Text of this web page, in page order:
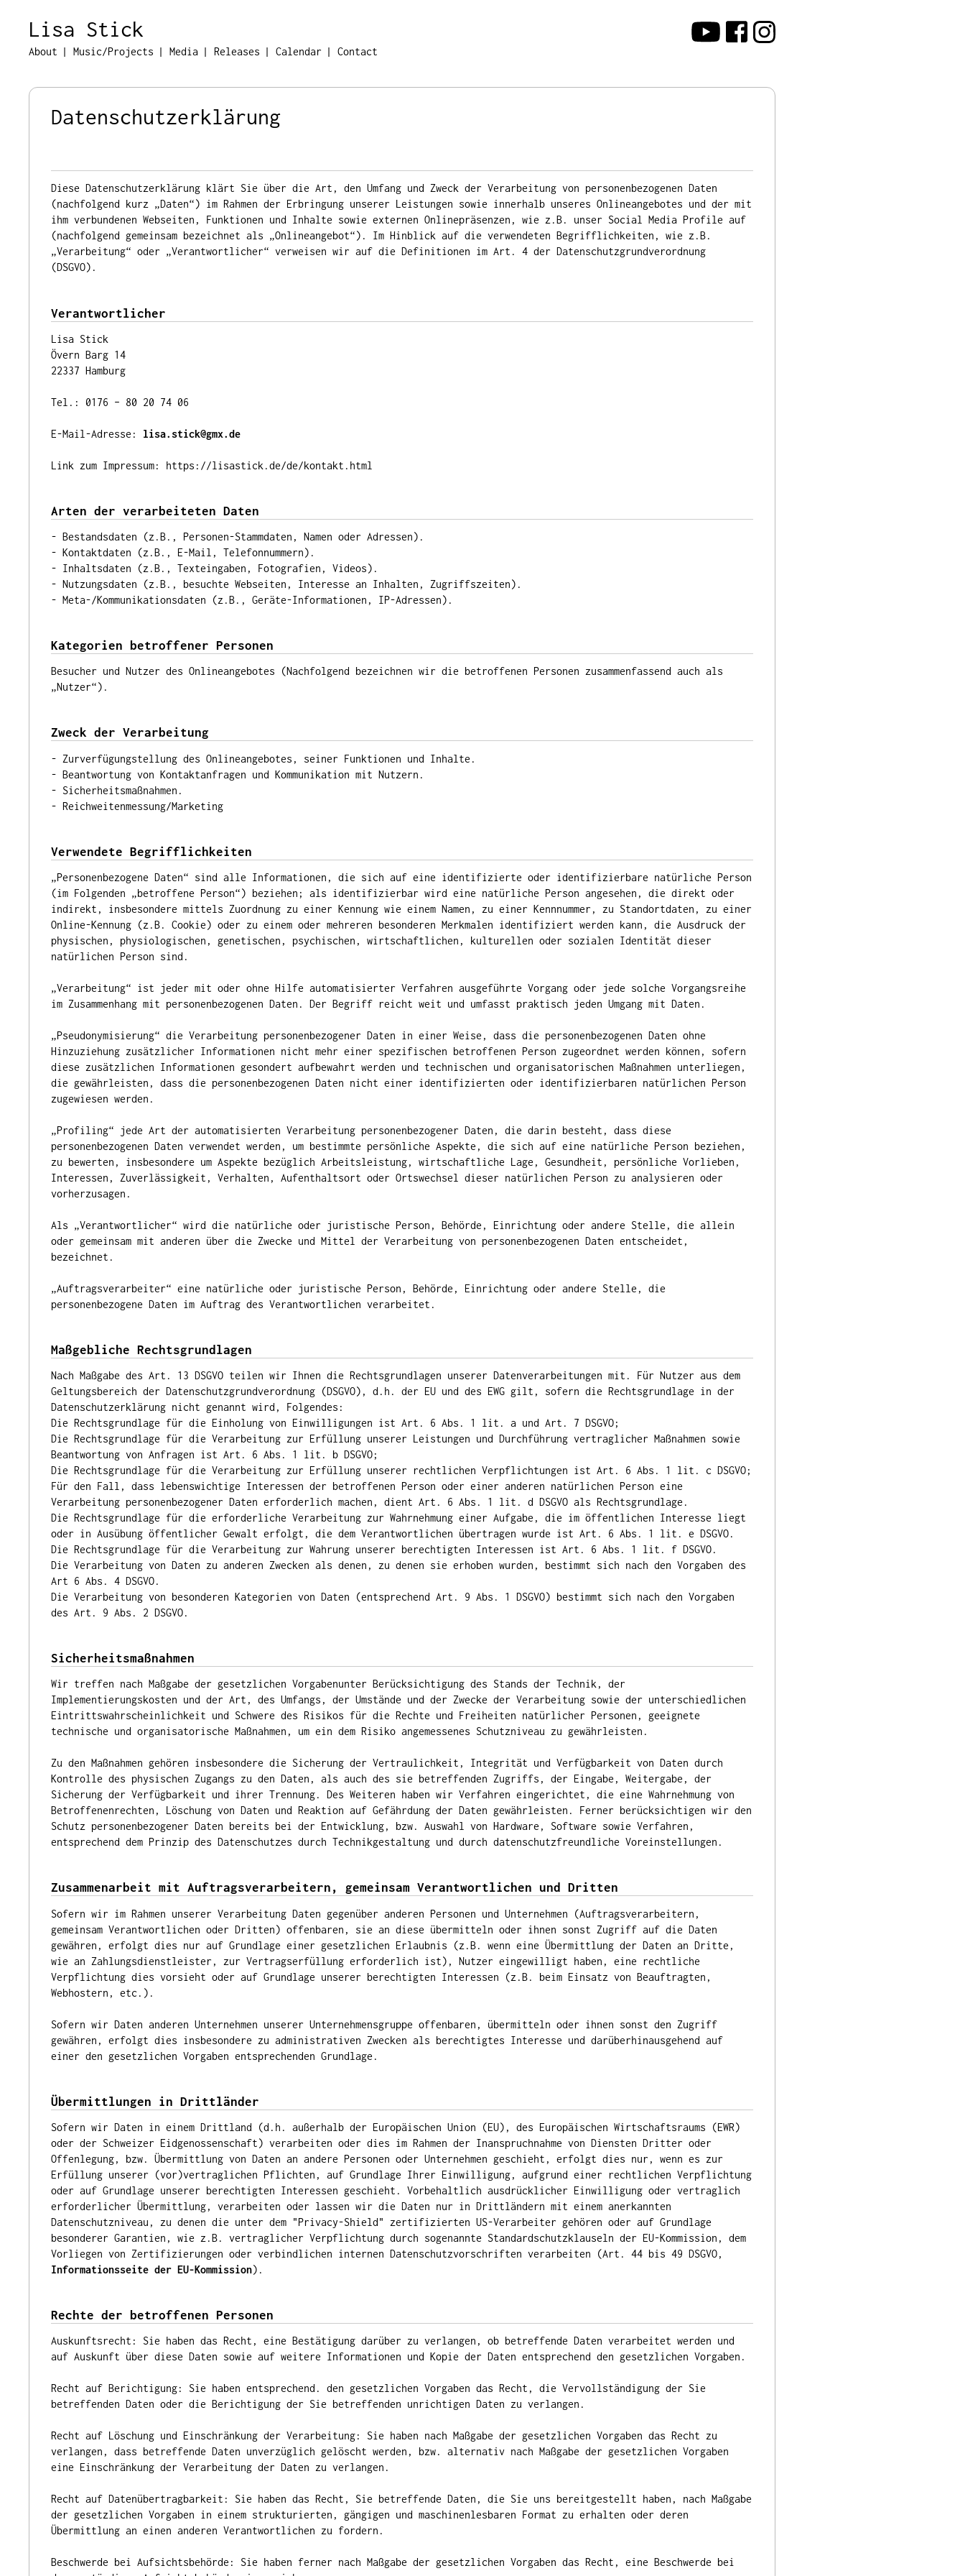
Lisa Stick
About Music/Projects Media Releases Calendar Contact
Datenschutzerklärung
Diese Datenschutzerklärung klärt Sie über die Art, den Umfang und Zweck der Verarbeitung von personenbezogenen Daten
(nachfolgend kurz „Daten“) im Rahmen der Erbringung unserer Leistungen sowie innerhalb unseres Onlineangebotes und der mit
ihm verbundenen Webseiten, Funktionen und Inhalte sowie externen Onlinepräsenzen, wie z.B. unser Social Media Profile auf
(nachfolgend gemeinsam bezeichnet als „Onlineangebot“). Im Hinblick auf die verwendeten Begrifflichkeiten, wie z.B.
„Verarbeitung“ oder „Verantwortlicher“ verweisen wir auf die Definitionen im Art. 4 der Datenschutzgrundverordnung
(DSGVO).
Verantwortlicher
Lisa Stick
Övern Barg 14
22337 Hamburg
Tel.: 0176 – 80 20 74 06
E-Mail-Adresse: lisa.stick@gmx.de
Link zum Impressum: https://lisastick.de/de/kontakt.html
Arten der verarbeiteten Daten
- Bestandsdaten (z.B., Personen-Stammdaten, Namen oder Adressen).
- Kontaktdaten (z.B., E-Mail, Telefonnummern).
- Inhaltsdaten (z.B., Texteingaben, Fotografien, Videos).
- Nutzungsdaten (z.B., besuchte Webseiten, Interesse an Inhalten, Zugriffszeiten).
- Meta-/Kommunikationsdaten (z.B., Geräte-Informationen, IP-Adressen).
Kategorien betroffener Personen
Besucher und Nutzer des Onlineangebotes (Nachfolgend bezeichnen wir die betroffenen Personen zusammenfassend auch als
„Nutzer“).
Zweck der Verarbeitung
- Zurverfügungstellung des Onlineangebotes, seiner Funktionen und Inhalte.
- Beantwortung von Kontaktanfragen und Kommunikation mit Nutzern.
- Sicherheitsmaßnahmen.
- Reichweitenmessung/Marketing
Verwendete Begrifflichkeiten
„Personenbezogene Daten“ sind alle Informationen, die sich auf eine identifizierte oder identifizierbare natürliche Person
(im Folgenden „betroffene Person“) beziehen; als identifizierbar wird eine natürliche Person angesehen, die direkt oder
indirekt, insbesondere mittels Zuordnung zu einer Kennung wie einem Namen, zu einer Kennnummer, zu Standortdaten, zu einer
Online-Kennung (z.B. Cookie) oder zu einem oder mehreren besonderen Merkmalen identifiziert werden kann, die Ausdruck der
physischen, physiologischen, genetischen, psychischen, wirtschaftlichen, kulturellen oder sozialen Identität dieser
natürlichen Person sind.
„Verarbeitung“ ist jeder mit oder ohne Hilfe automatisierter Verfahren ausgeführte Vorgang oder jede solche Vorgangsreihe
im Zusammenhang mit personenbezogenen Daten. Der Begriff reicht weit und umfasst praktisch jeden Umgang mit Daten.
„Pseudonymisierung“ die Verarbeitung personenbezogener Daten in einer Weise, dass die personenbezogenen Daten ohne
Hinzuziehung zusätzlicher Informationen nicht mehr einer spezifischen betroffenen Person zugeordnet werden können, sofern
diese zusätzlichen Informationen gesondert aufbewahrt werden und technischen und organisatorischen Maßnahmen unterliegen,
die gewährleisten, dass die personenbezogenen Daten nicht einer identifizierten oder identifizierbaren natürlichen Person
zugewiesen werden.
„Profiling“ jede Art der automatisierten Verarbeitung personenbezogener Daten, die darin besteht, dass diese
personenbezogenen Daten verwendet werden, um bestimmte persönliche Aspekte, die sich auf eine natürliche Person beziehen,
zu bewerten, insbesondere um Aspekte bezüglich Arbeitsleistung, wirtschaftliche Lage, Gesundheit, persönliche Vorlieben,
Interessen, Zuverlässigkeit, Verhalten, Aufenthaltsort oder Ortswechsel dieser natürlichen Person zu analysieren oder
vorherzusagen.
Als „Verantwortlicher“ wird die natürliche oder juristische Person, Behörde, Einrichtung oder andere Stelle, die allein
oder gemeinsam mit anderen über die Zwecke und Mittel der Verarbeitung von personenbezogenen Daten entscheidet,
bezeichnet.
„Auftragsverarbeiter“ eine natürliche oder juristische Person, Behörde, Einrichtung oder andere Stelle, die
personenbezogene Daten im Auftrag des Verantwortlichen verarbeitet.
Maßgebliche Rechtsgrundlagen
Nach Maßgabe des Art. 13 DSGVO teilen wir Ihnen die Rechtsgrundlagen unserer Datenverarbeitungen mit. Für Nutzer aus dem
Geltungsbereich der Datenschutzgrundverordnung (DSGVO), d.h. der EU und des EWG gilt, sofern die Rechtsgrundlage in der
Datenschutzerklärung nicht genannt wird, Folgendes:
Die Rechtsgrundlage für die Einholung von Einwilligungen ist Art. 6 Abs. 1 lit. a und Art. 7 DSGVO;
Die Rechtsgrundlage für die Verarbeitung zur Erfüllung unserer Leistungen und Durchführung vertraglicher Maßnahmen sowie
Beantwortung von Anfragen ist Art. 6 Abs. 1 lit. b DSGVO;
Die Rechtsgrundlage für die Verarbeitung zur Erfüllung unserer rechtlichen Verpflichtungen ist Art. 6 Abs. 1 lit. c DSGVO;
Für den Fall, dass lebenswichtige Interessen der betroffenen Person oder einer anderen natürlichen Person eine
Verarbeitung personenbezogener Daten erforderlich machen, dient Art. 6 Abs. 1 lit. d DSGVO als Rechtsgrundlage.
Die Rechtsgrundlage für die erforderliche Verarbeitung zur Wahrnehmung einer Aufgabe, die im öffentlichen Interesse liegt
oder in Ausübung öffentlicher Gewalt erfolgt, die dem Verantwortlichen übertragen wurde ist Art. 6 Abs. 1 lit. e DSGVO.
Die Rechtsgrundlage für die Verarbeitung zur Wahrung unserer berechtigten Interessen ist Art. 6 Abs. 1 lit. f DSGVO.
Die Verarbeitung von Daten zu anderen Zwecken als denen, zu denen sie erhoben wurden, bestimmt sich nach den Vorgaben des
Art 6 Abs. 4 DSGVO.
Die Verarbeitung von besonderen Kategorien von Daten (entsprechend Art. 9 Abs. 1 DSGVO) bestimmt sich nach den Vorgaben
des Art. 9 Abs. 2 DSGVO.
Sicherheitsmaßnahmen
Wir treffen nach Maßgabe der gesetzlichen Vorgabenunter Berücksichtigung des Stands der Technik, der
Implementierungskosten und der Art, des Umfangs, der Umstände und der Zwecke der Verarbeitung sowie der unterschiedlichen
Eintrittswahrscheinlichkeit und Schwere des Risikos für die Rechte und Freiheiten natürlicher Personen, geeignete
technische und organisatorische Maßnahmen, um ein dem Risiko angemessenes Schutzniveau zu gewährleisten.
Zu den Maßnahmen gehören insbesondere die Sicherung der Vertraulichkeit, Integrität und Verfügbarkeit von Daten durch
Kontrolle des physischen Zugangs zu den Daten, als auch des sie betreffenden Zugriffs, der Eingabe, Weitergabe, der
Sicherung der Verfügbarkeit und ihrer Trennung. Des Weiteren haben wir Verfahren eingerichtet, die eine Wahrnehmung von
Betroffenenrechten, Löschung von Daten und Reaktion auf Gefährdung der Daten gewährleisten. Ferner berücksichtigen wir den
Schutz personenbezogener Daten bereits bei der Entwicklung, bzw. Auswahl von Hardware, Software sowie Verfahren,
entsprechend dem Prinzip des Datenschutzes durch Technikgestaltung und durch datenschutzfreundliche Voreinstellungen.
Zusammenarbeit mit Auftragsverarbeitern, gemeinsam Verantwortlichen und Dritten
Sofern wir im Rahmen unserer Verarbeitung Daten gegenüber anderen Personen und Unternehmen (Auftragsverarbeitern,
gemeinsam Verantwortlichen oder Dritten) offenbaren, sie an diese übermitteln oder ihnen sonst Zugriff auf die Daten
gewähren, erfolgt dies nur auf Grundlage einer gesetzlichen Erlaubnis (z.B. wenn eine Übermittlung der Daten an Dritte,
wie an Zahlungsdienstleister, zur Vertragserfüllung erforderlich ist), Nutzer eingewilligt haben, eine rechtliche
Verpflichtung dies vorsieht oder auf Grundlage unserer berechtigten Interessen (z.B. beim Einsatz von Beauftragten,
Webhostern, etc.).
Sofern wir Daten anderen Unternehmen unserer Unternehmensgruppe offenbaren, übermitteln oder ihnen sonst den Zugriff
gewähren, erfolgt dies insbesondere zu administrativen Zwecken als berechtigtes Interesse und darüberhinausgehend auf
einer den gesetzlichen Vorgaben entsprechenden Grundlage.
Übermittlungen in Drittländer
Sofern wir Daten in einem Drittland (d.h. außerhalb der Europäischen Union (EU), des Europäischen Wirtschaftsraums (EWR)
oder der Schweizer Eidgenossenschaft) verarbeiten oder dies im Rahmen der Inanspruchnahme von Diensten Dritter oder
Offenlegung, bzw. Übermittlung von Daten an andere Personen oder Unternehmen geschieht, erfolgt dies nur, wenn es zur
Erfüllung unserer (vor)vertraglichen Pflichten, auf Grundlage Ihrer Einwilligung, aufgrund einer rechtlichen Verpflichtung
oder auf Grundlage unserer berechtigten Interessen geschieht. Vorbehaltlich ausdrücklicher Einwilligung oder vertraglich
erforderlicher Übermittlung, verarbeiten oder lassen wir die Daten nur in Drittländern mit einem anerkannten
Datenschutzniveau, zu denen die unter dem "Privacy-Shield" zertifizierten US-Verarbeiter gehören oder auf Grundlage
besonderer Garantien, wie z.B. vertraglicher Verpflichtung durch sogenannte Standardschutzklauseln der EU-Kommission, dem
Vorliegen von Zertifizierungen oder verbindlichen internen Datenschutzvorschriften verarbeiten (Art. 44 bis 49 DSGVO,
Informationsseite der EU-Kommission).
Rechte der betroffenen Personen
Auskunftsrecht: Sie haben das Recht, eine Bestätigung darüber zu verlangen, ob betreffende Daten verarbeitet werden und
auf Auskunft über diese Daten sowie auf weitere Informationen und Kopie der Daten entsprechend den gesetzlichen Vorgaben.
Recht auf Berichtigung: Sie haben entsprechend. den gesetzlichen Vorgaben das Recht, die Vervollständigung der Sie
betreffenden Daten oder die Berichtigung der Sie betreffenden unrichtigen Daten zu verlangen.
Recht auf Löschung und Einschränkung der Verarbeitung: Sie haben nach Maßgabe der gesetzlichen Vorgaben das Recht zu
verlangen, dass betreffende Daten unverzüglich gelöscht werden, bzw. alternativ nach Maßgabe der gesetzlichen Vorgaben
eine Einschränkung der Verarbeitung der Daten zu verlangen.
Recht auf Datenübertragbarkeit: Sie haben das Recht, Sie betreffende Daten, die Sie uns bereitgestellt haben, nach Maßgabe
der gesetzlichen Vorgaben in einem strukturierten, gängigen und maschinenlesbaren Format zu erhalten oder deren
Übermittlung an einen anderen Verantwortlichen zu fordern.
Beschwerde bei Aufsichtsbehörde: Sie haben ferner nach Maßgabe der gesetzlichen Vorgaben das Recht, eine Beschwerde bei